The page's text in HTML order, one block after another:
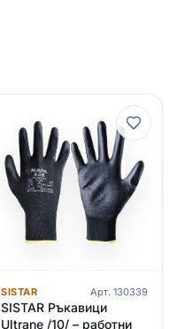
SISTAR Арт. 130339
SISTAR Ръкавици
Ultrane /10/ – работни